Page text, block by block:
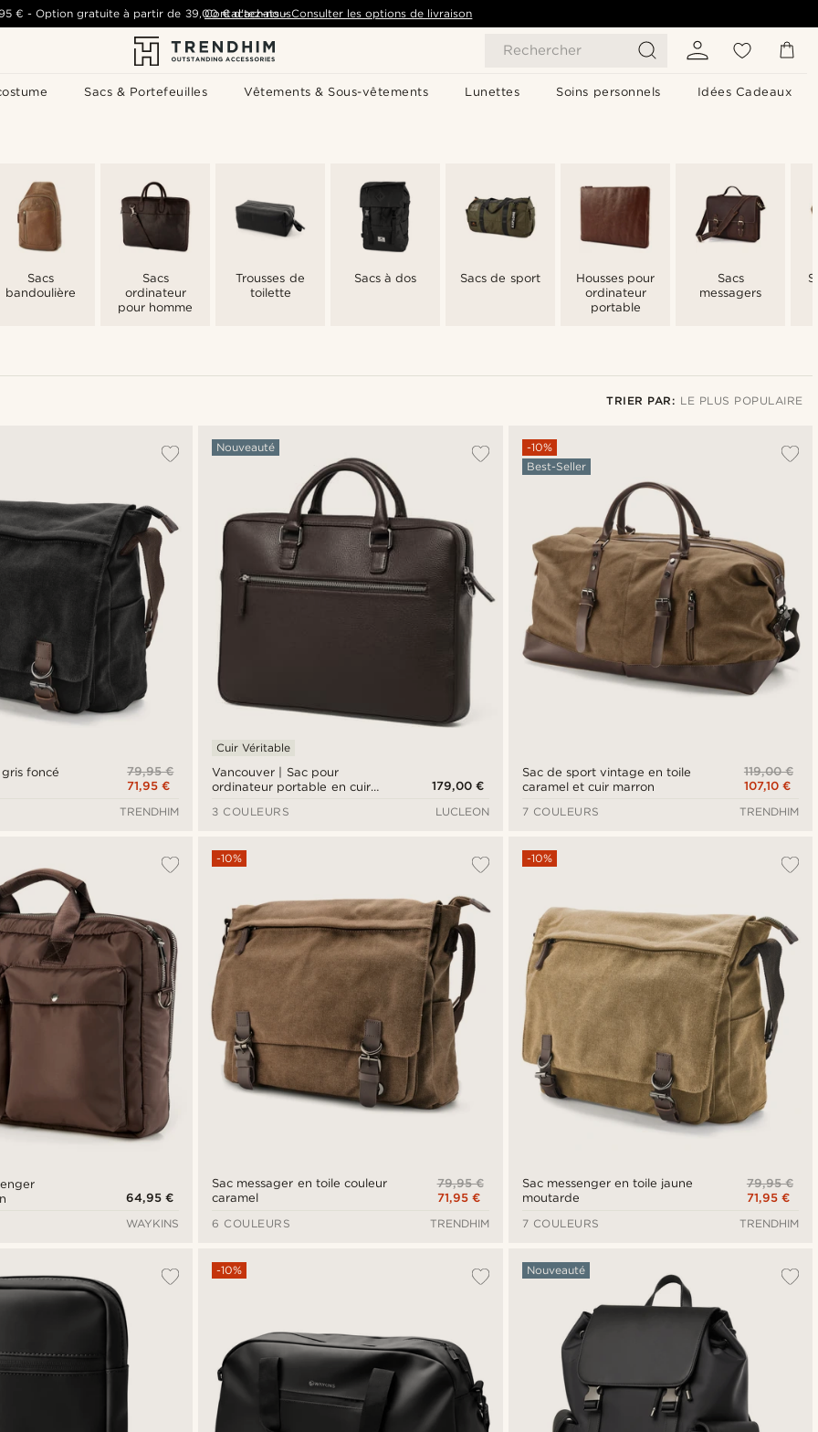
Rechercher
Sacs & Portefeuilles Vêtements & Sous-vêtements Lunettes Soins personnels Idées Cadeaux
€ -Option gratuite à partir de 39,00 € d'achats- Consulter les options de livraison
Contactez-nous
Sacs
bandoulière
Sacs
ordinateur
pour homme
Trousses de
toilette
Sacs à dos Sacs de sport
Housses pour
ordinateur
portable
Sacs
messagers
TRIER PAR: LE PLUS POPULAIRE
Prix croissant
Prix décroissant
foncé
79,95 €
71,95 €
TRENDHIM
Vancouver | Sac pour
ordinateur portable en cuir
Nouveauté
Cuir Véritable
179,00 €
3 COULEURS
LUCLEON
Sac de sport vintage en toile
caramel et cuir marron
-10%
Best-Seller
119,00 €
107,10 €
7 COULEURS
TRENDHIM
64,95 €
WAYKINS
Sac messager en toile couleur
caramel
-10%
79,95 €
71,95 €
6 COULEURS
TRENDHIM
Sac messenger en toile jaune
moutarde
-10%
79,95 €
71,95 €
7 COULEURS
TRENDHIM
-10% Nouveauté